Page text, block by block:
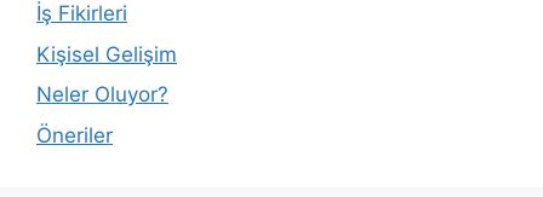
İş Fikirleri
Kişisel Gelişim
Neler Oluyor?
Öneriler